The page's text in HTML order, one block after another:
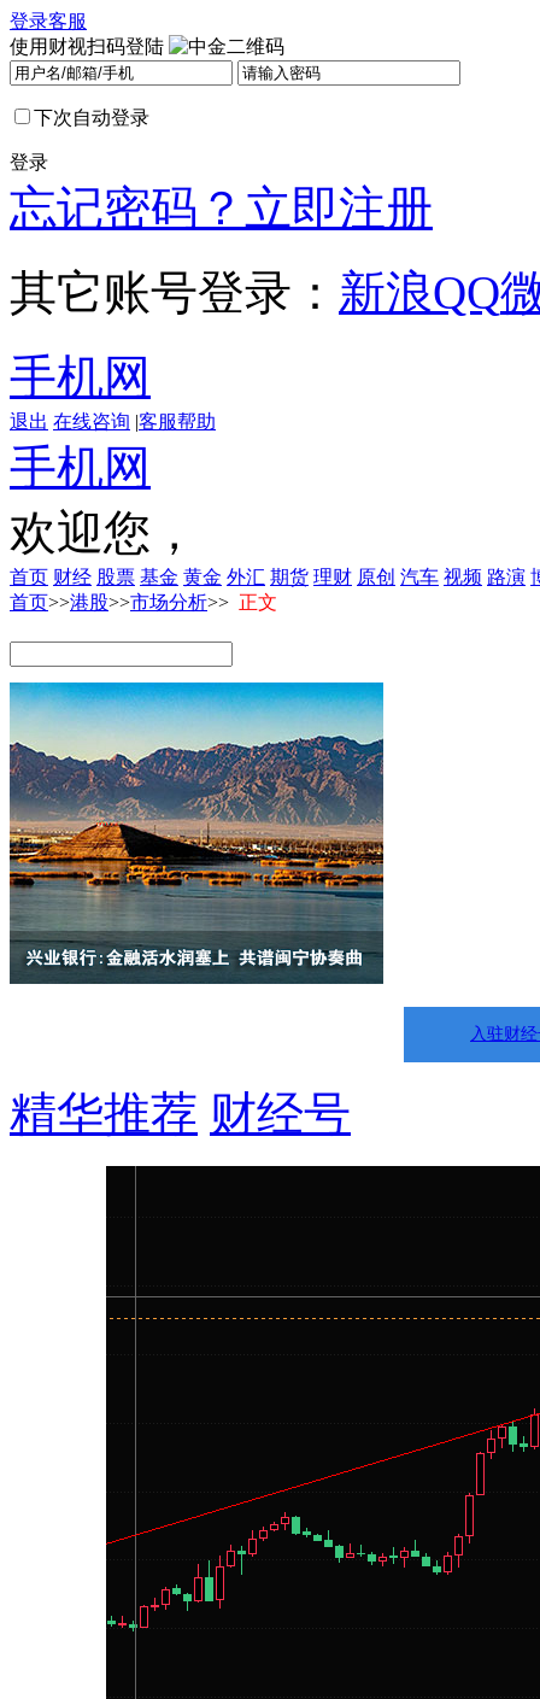
登录客服
使用财视扫码登陆
下次自动登录
登录
忘记密码？ 立即注册
其它账号登录： 新浪QQ
手机网
退出 在线咨询 |客服帮助
手机网
欢迎您，
首页 财经 股票 基金 黄金 外汇 期货 理财 原创 汽车 视频 路演
首页>>港股>>市场分析>> 正文
入驻财
精华推荐 财经号